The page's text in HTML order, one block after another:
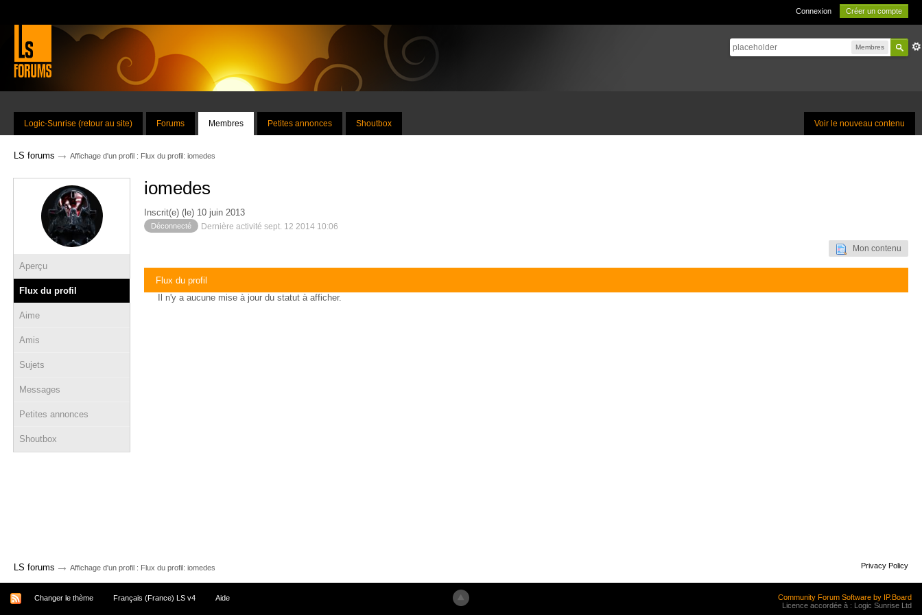
Connexion Créer un compte
Membres
Voir le nouveau contenu
Logic-Sunrise (retour au site) Forums Membres Petites annonces Shoutbox
LS forums → Affichage d'un profil : Flux du profil: iomedes
Aperçu
Flux du profil
Aime
Amis
Sujets
Messages
Petites annonces
Shoutbox
iomedes
Inscrit(e) (le) 10 juin 2013
Déconnecté Dernière activité sept. 12 2014 10:06
Mon contenu
Flux du profil
Il n'y a aucune mise à jour du statut à afficher.
LS forums → Affichage d'un profil : Flux du profil: iomedes Privacy Policy
Changer le thème Français (France) LS v4 Aide
Community Forum Software by IP.Board
Licence accordée à : Logic Sunrise Ltd